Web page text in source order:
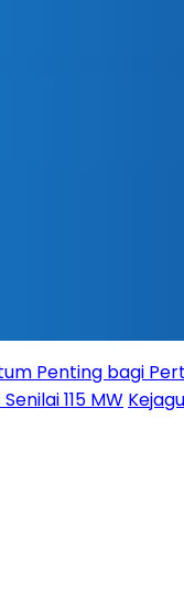
Penting bagi
115 MW